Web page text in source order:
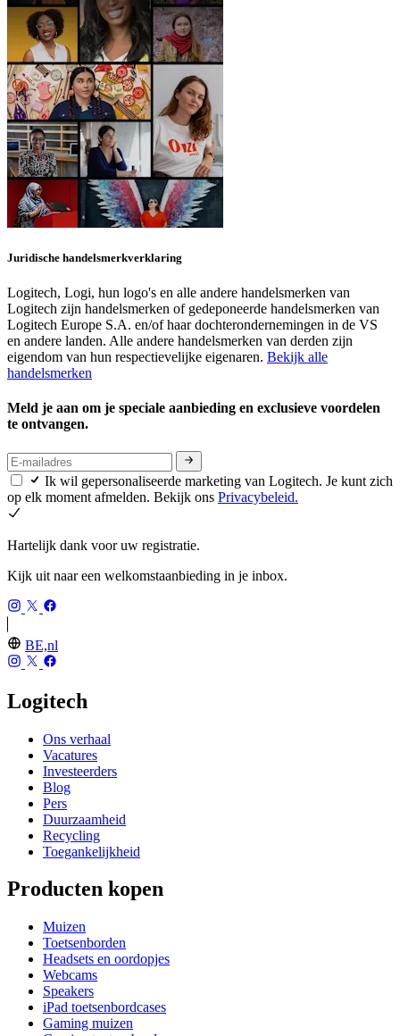
Juridische handelsmerkverklaring
Logitech, Logi, hun logo's en alle andere handelsmerken van
Logitech zijn handelsmerken of gedeponeerde handelsmerken van
Logitech Europe S.A. en/of haar dochterondernemingen in de VS
en andere landen. Alle andere handelsmerken van derden zijn
eigendom van hun respectievelijke eigenaren. Bekijk alle
handelsmerken
Meld je aan om je speciale aanbieding en exclusieve voordelen
te ontvangen.
Ik wil gepersonaliseerde marketing van Logitech. Je kunt zich
op elk moment afmelden. Bekijk ons Privacybeleid.
Hartelijk dank voor uw registratie.
Kijk uit naar een welkomstaanbieding in je inbox.
BE,nl
Logitech
Ons verhaal
Vacatures
Investeerders
Blog
Pers
Duurzaamheid
Recycling
Toegankelijkheid
Producten kopen
Muizen
Toetsenborden
Headsets en oordopjes
Webcams
Speakers
iPad toetsenbordcases
Gaming muizen